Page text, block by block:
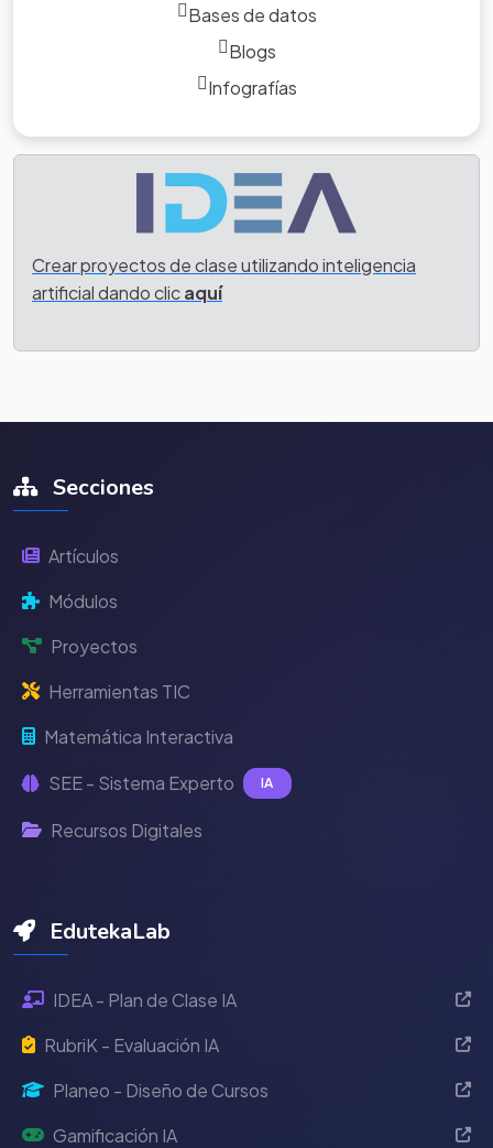
de preguntas
Bases de datos
Blogs
Infografías
Crear proyectos de clase utilizando inteligencia
artificial dando clicaquí
Secciones
Artículos
Módulos
Proyectos
Herramientas TIC
Matemática Interactiva
SEE - Sistema Experto IA
Recursos Digitales
EdutekaLab
IDEA - Plan de Clase IA
RubriK - Evaluación IA
Planeo - Diseño de Cursos
Gamificación IA